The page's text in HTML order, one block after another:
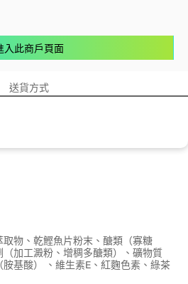
入此商戶頁面
送貨方式
物、乾鰹魚片粉末、醣類（寡糖
加工澱粉、增稠多醣類）、礦物質
胺基酸） 、維生素E、紅麴色素、綠茶